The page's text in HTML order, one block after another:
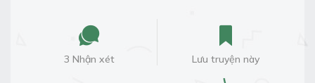
3 Nhận xét Lưu truyện này